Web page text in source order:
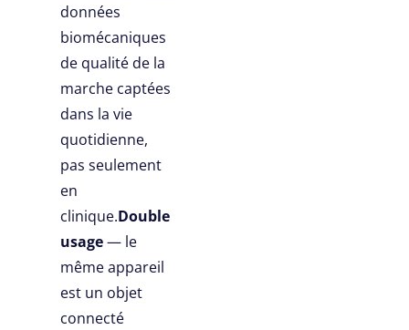
données
biomécaniques
de qualité de la
marche captées
dans la vie
quotidienne,
pas seulement
en
clinique.Double
usage— le
même appareil
est un objet
connecté